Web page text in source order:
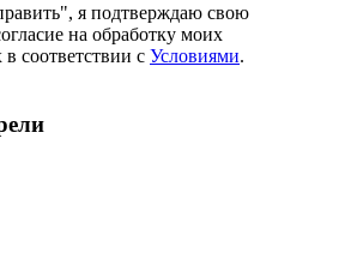
я подтверждаю свою
на обработку моих
соответствии с Условиями.